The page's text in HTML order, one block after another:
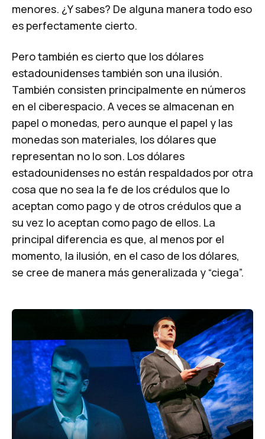
menores. ¿Y sabes? De alguna manera todo eso
es perfectamente cierto.
Pero también es cierto que los dólares
estadounidenses también son una ilusión.
También consisten principalmente en números
en el ciberespacio. A veces se almacenan en
papel o monedas, pero aunque el papel y las
monedas son materiales, los dólares que
representan no lo son. Los dólares
estadounidenses no están respaldados por otra
cosa que no sea la fe de los crédulos que lo
aceptan como pago y de otros crédulos que a
su vez lo aceptan como pago de ellos. La
principal diferencia es que, al menos por el
momento, la ilusión, en el caso de los dólares,
se cree de manera más generalizada y “ciega”.